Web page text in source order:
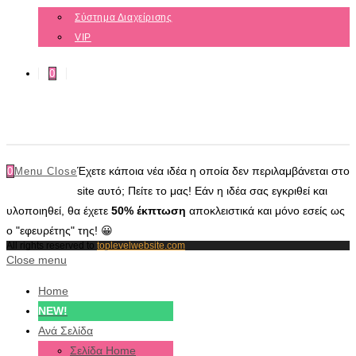
Σύστημα Διαχείρισης
VIP
0
0 Menu CloseΈχετε κάποια νέα ιδέα η οποία δεν περιλαμβάνεται στο
site αυτό; Πείτε το μας! Εάν η ιδέα σας εγκριθεί και
υλοποιηθεί, θα έχετε 50% έκπτωση αποκλειστικά και μόνο εσείς ως
ο "εφευρέτης" της! 😀
All rights reserved to toplevelwebsite.com
Close menu
Home
NEW!
Ανά Σελίδα
Σελίδα Home